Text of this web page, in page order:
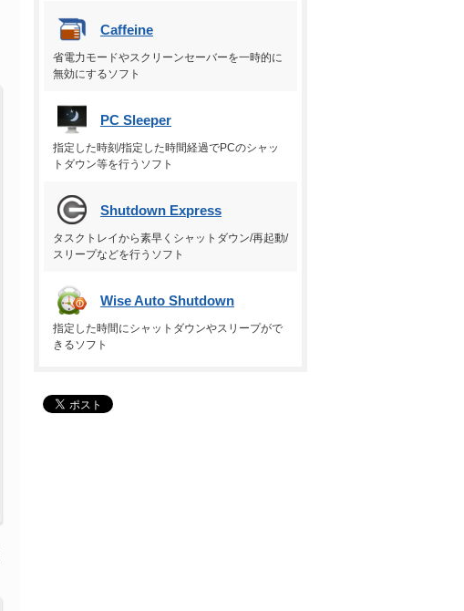
Caffeine
省電力モードやスクリーンセーバーを一時的に
無効にするソフト
PC Sleeper
指定した時刻/指定した時間経過でPCのシャッ
トダウン等を行うソフト
Shutdown Express
タスクトレイから素早くシャットダウン/再起動/
スリープなどを行うソフト
Wise Auto Shutdown
指定した時間にシャットダウンやスリープがで
きるソフト